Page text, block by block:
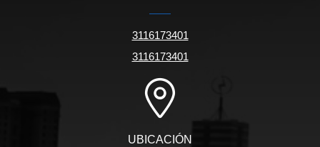
3116173401
3116173401
UBICACIÓN